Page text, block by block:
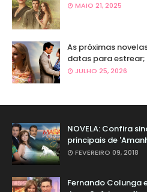
MAIO 21, 2025
As próximas
datas para
JULHO 25, 2026
NOVELA: Confira
principais de
FEVEREIRO 09, 2018
Fernando Colunga